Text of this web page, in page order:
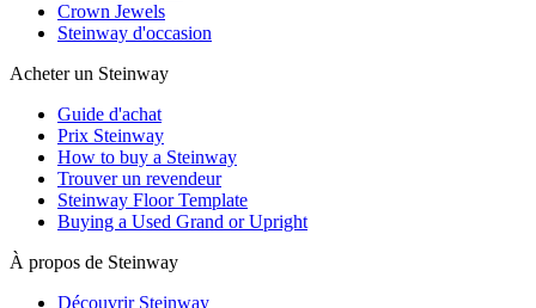
Crown Jewels
Steinway d'occasion
Acheter un Steinway
Guide d'achat
Prix Steinway
How to buy a Steinway
Trouver un revendeur
Steinway Floor Template
Buying a Used Grand or Upright
À propos de Steinway
Découvrir Steinway